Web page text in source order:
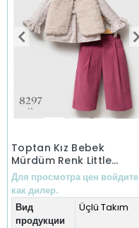
Toptan Kız Bebek
Mürdüm Renk Little
Flowers Kışlık Üçlü Takım
(1-5 Yaş)
Для просмотра цен войдите
как дилер.
Вид
продукции
Üçlü Takım